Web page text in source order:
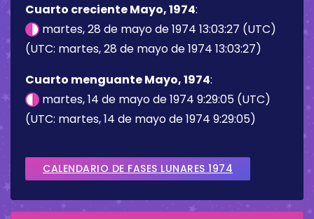
Cuarto creciente Mayo, 1974:
martes, 28 de mayo de 1974 13:03:27 (UTC)
(UTC: martes, 28 de mayo de 1974 13:03:27)
Cuarto menguante Mayo, 1974:
martes, 14 de mayo de 1974 9:29:05 (UTC)
(UTC: martes, 14 de mayo de 1974 9:29:05)
CALENDARIO DE FASES LUNARES 1974